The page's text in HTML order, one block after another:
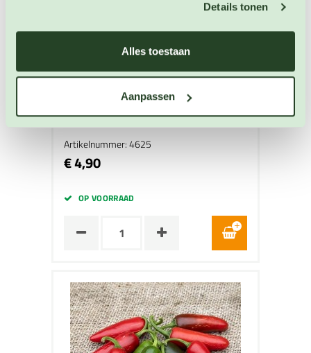
Details tonen
Alles toestaan
Aanpassen
Peper Sugar Rush Stripey
Artikelnummer: 4625
€ 4,90
OP VOORRAAD